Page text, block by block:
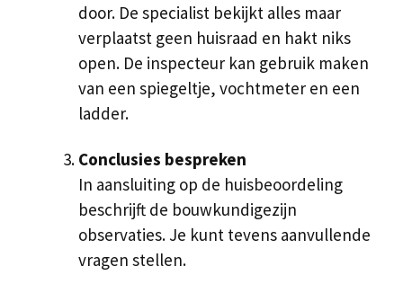
door. De specialist bekijkt alles maar
verplaatst geen huisraad en hakt niks
open. De inspecteur kan gebruik maken
van een spiegeltje, vochtmeter en een
ladder.
Conclusies bespreken
In aansluiting op de huisbeoordeling
beschrijft de bouwkundigezijn
observaties. Je kunt tevens aanvullende
vragen stellen.